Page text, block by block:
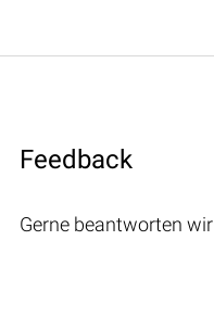
Feedback
Gerne beantworten